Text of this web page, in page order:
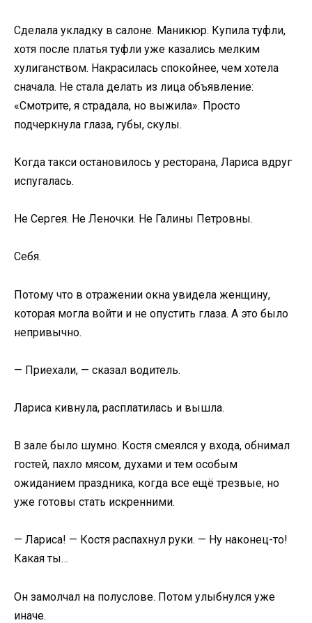
Сделала укладку в салоне. Маникюр. Купила туфли,
хотя после платья туфли уже казались мелким
хулиганством. Накрасилась спокойнее, чем хотела
сначала. Не стала делать из лица объявление:
«Смотрите, я страдала, но выжила». Просто
подчеркнула глаза, губы, скулы.
Когда такси остановилось у ресторана, Лариса вдруг
испугалась.
Не Сергея. Не Леночки. Не Галины Петровны.
Себя.
Потому что в отражении окна увидела женщину,
которая могла войти и не опустить глаза. А это было
непривычно.
— Приехали, — сказал водитель.
Лариса кивнула, расплатилась и вышла.
В зале было шумно. Костя смеялся у входа, обнимал
гостей, пахло мясом, духами и тем особым
ожиданием праздника, когда все ещё трезвые, но
уже готовы стать искренними.
— Лариса! — Костя распахнул руки. — Ну наконец-то!
Какая ты…
Он замолчал на полуслове. Потом улыбнулся уже
иначе.